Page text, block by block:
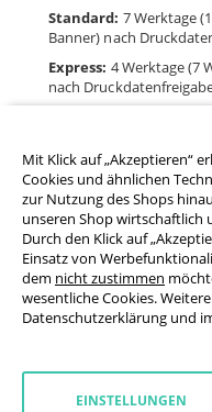
Standard: 7 Werktage
Banner) nach
Express: 4 Werktage (7
nach
Spannpfosten Banner).
Was zeichnet die
UV-Digitaldruck:6-
brillanten Farben
Farbbeständigkeit:
langanhaltende
Premiumqualität:
Mit Klick auf „Akzeptieren“
Cookies und ähnlichen
zur Nutzung des Shops
unseren Shop wirtschaftlich
Durch den Klick auf
Einsatz von
dem nicht zustimmen
wesentliche Cookies.
Datenschutzerklärung und
EINSTELLUNGEN